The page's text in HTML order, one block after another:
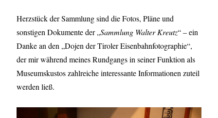
Herzstück der Sammlung sind die Fotos, Pläne und
sonstigen Dokumente der „Sammlung Walter Kreutz“ – ein
Danke an den „Dojen der Tiroler Eisenbahnfotographie“,
der mir während meines Rundgangs in seiner Funktion als
Museumskustos zahlreiche interessante Informationen zuteil
werden ließ.